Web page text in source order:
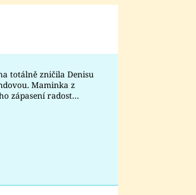
Prima Lajk
Sledujte nás
totálně zničila Denisu
Maminka z
zápasení radost